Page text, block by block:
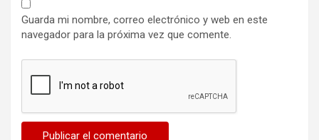
Guarda mi nombre, correo electrónico y web en este
navegador para la próxima vez que comente.